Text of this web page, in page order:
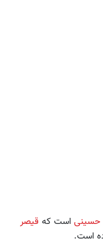
است که قیصر
است.